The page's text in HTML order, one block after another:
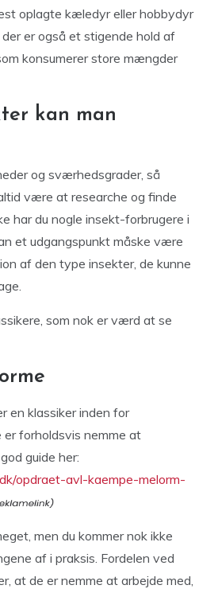
oplagte kæledyr eller hobbydyr
er også et stigende hold af
konsumerer store mængder
kan man
og sværhedsgrader, så
være at researche og finde
har du nogle insekt-forbrugere i
et udgangspunkt måske være
af den type insekter, de kunne
som nok er værd at se
en klassiker inden for
er forholdsvis nemme at
guide her:
opdraet-avl-kaempe-melorm-
men du kommer nok ikke
af i praksis. Fordelen ved
at de er nemme at arbejde med,